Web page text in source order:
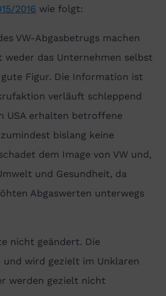
2016 wie folgt:
VW-Abgasbetrugs machen
weder das Unternehmen selbst
Figur. Die Information ist
verläuft schleppend
USA erhalten betroffene
bislang keine
dem Image von VW und,
und Gesundheit, da
Abgaswerten unterwegs
nicht geändert. Die
wird gezielt im Unklaren
werden gezielt nicht